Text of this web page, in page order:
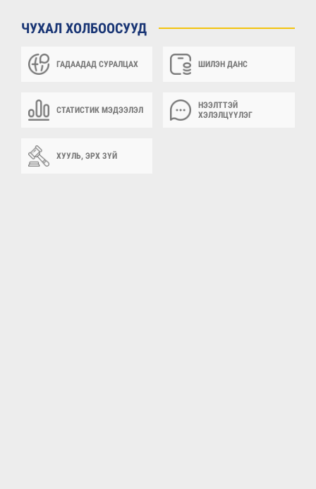
ЧУХАЛ ХОЛБООСУУД
ГАДААДАД СУРАЛЦАХ ШИЛЭН ДАНС
СТАТИСТИК МЭДЭЭЛЭЛ
НЭЭЛТТЭЙ
ХЭЛЭЛЦҮҮЛЭГ
ХУУЛЬ, ЭРХ ЗҮЙ